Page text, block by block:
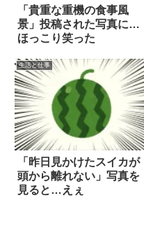
「貴重な重機の食事風
景」投稿された写真に…
ほっこり笑った
生活と仕事
「昨日見かけたスイカが
頭から離れない」写真を
見ると…えぇ